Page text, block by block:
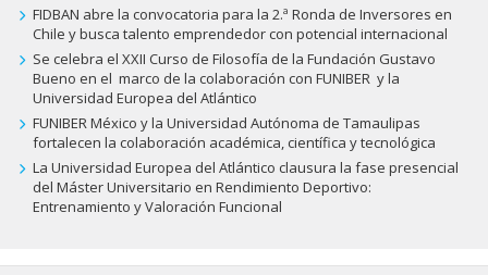
FIDBAN abre la convocatoria para la 2.ª Ronda de Inversores en
Chile y busca talento emprendedor con potencial internacional
Se celebra el XXII Curso de Filosofía de la Fundación Gustavo
Bueno en el marco de la colaboración con FUNIBER y la
Universidad Europea del Atlántico
FUNIBER México y la Universidad Autónoma de Tamaulipas
fortalecen la colaboración académica, científica y tecnológica
La Universidad Europea del Atlántico clausura la fase presencial
del Máster Universitario en Rendimiento Deportivo:
Entrenamiento y Valoración Funcional